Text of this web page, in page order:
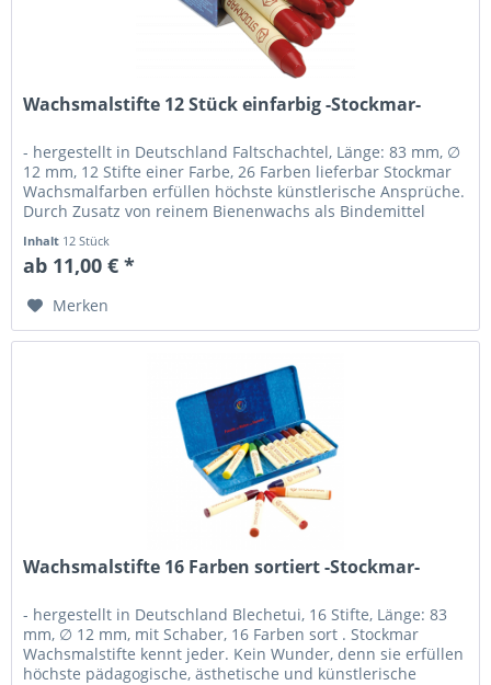
Wachsmalstifte 12 Stück einfarbig -Stockmar-
- hergestellt in Deutschland Faltschachtel, Länge: 83 mm, ∅
12 mm, 12 Stifte einer Farbe, 26 Farben lieferbar Stockmar
Wachsmalfarben erfüllen höchste künstlerische Ansprüche.
Durch Zusatz von reinem Bienenwachs als Bindemittel
Inhalt 12 Stück
ab 11,00 € *
Merken
Wachsmalstifte 16 Farben sortiert -Stockmar-
- hergestellt in Deutschland Blechetui, 16 Stifte, Länge: 83
mm, ∅ 12 mm, mit Schaber, 16 Farben sort . Stockmar
Wachsmalstifte kennt jeder. Kein Wunder, denn sie erfüllen
höchste pädagogische, ästhetische und künstlerische